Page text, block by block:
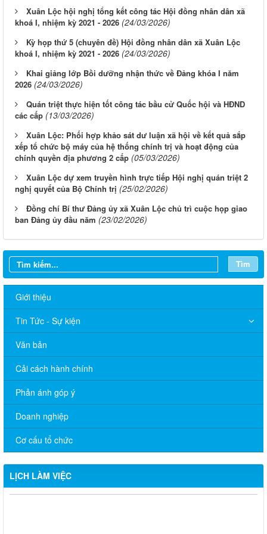
Xuân Lộc hội nghị tổng kết công tác Hội đồng nhân dân xã
khoá I, nhiệm kỳ 2021 - 2026 (24/03/2026)
Kỳ họp thứ 5 (chuyên đề) Hội đồng nhân dân xã Xuân Lộc
khoá I, nhiệm kỳ 2021 - 2026 (24/03/2026)
Khai giảng lớp Bồi dưỡng nhận thức về Đảng khóa I năm
2026 (24/03/2026)
Quán triệt thực hiện tốt công tác bầu cử Quốc hội và HĐND
các cấp (13/03/2026)
Xuân Lộc: Phối hợp khảo sát dư luận xã hội về kết quả sắp
xếp tổ chức bộ máy của hệ thống chính trị và hoạt động của
chính quyền địa phương 2 cấp (05/03/2026)
Xuân Lộc dự xem truyền hình trực tiếp Hội nghị quán triệt 2
nghị quyết của Bộ Chính trị (25/02/2026)
Đồng chí Bí thư Đảng ủy xã Xuân Lộc chủ trì cuộc họp giao
ban Đảng ủy đầu năm (23/02/2026)
Tìm
Giới thiệu
Tin Tức - Sự kiện
Văn bản
Cải cách hành chính
Phản ánh góp ý
Doanh nghiệp
Cơ cấu tổ chức
LỊCH LÀM VIỆC
Thông báo Lịch làm việc của UBND phường Xuân Lộc (Từ ngày